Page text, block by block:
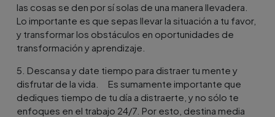
las cosas se den por sí solas de una manera llevadera.
Lo importante es que sepas llevar la situación a tu favor,
y transformar los obstáculos en oportunidades de
transformación y aprendizaje.
5. Descansa y date tiempo para distraer tu mente y
disfrutar de la vida. Es sumamente importante que
dediques tiempo de tu día a distraerte, y no sólo te
enfoques en el trabajo 24/7. Por esto, destina media